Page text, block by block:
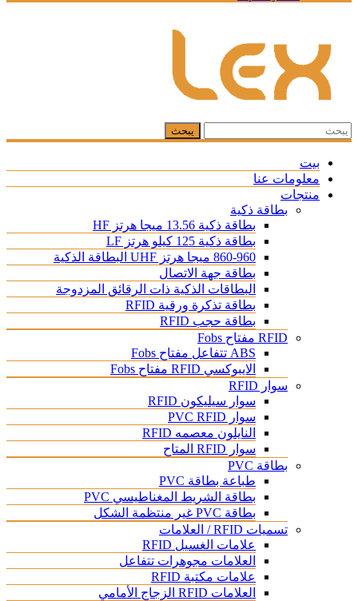
بيت
معلومات عنا
منتجات
بطاقة ذكية
بطاقة ذكية 13.56 ميجا هرتز HF
بطاقة ذكية 125 كيلو هرتز LF
860-960 ميجا هرتز UHF البطاقة الذكية
بطاقة جهة الاتصال
البطاقات الذكية ذات الرقائق المزدوجة
بطاقة تذكرة ورقية RFID
بطاقة حجب RFID
RFID مفتاح Fobs
ABS تتفاعل مفتاح Fobs
الايبوكسي RFID مفتاح Fobs
سوار RFID
سوار سيليكون RFID
سوار PVC RFID
النايلون معصمه RFID
سوار RFID المتاح
بطاقة PVC
طباعة بطاقة PVC
بطاقة الشريط المغناطيسي PVC
بطاقة PVC غير منتظمة الشكل
تسميات RFID / العلامات
علامات الغسيل RFID
العلامات مجوهرات تتفاعل
علامات مكتبة RFID
العلامات RFID الزجاج الأمامي